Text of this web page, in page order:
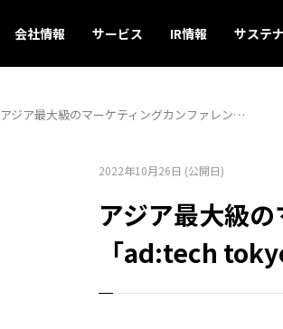
会社情報 サービス IR情報 サステ
アジア最大級のマーケティングカンファレン…
2022年10月26日 (公開日)
アジア最大級
「ad:tech